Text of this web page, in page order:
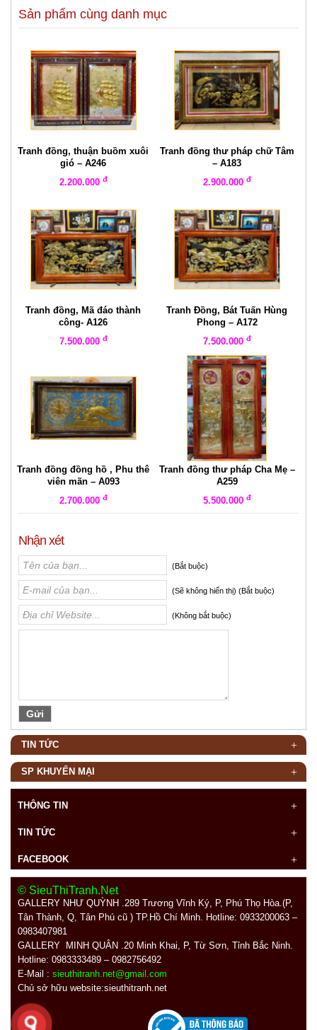
Sản phẩm cùng danh mục
Tranh đồng, thuận buồm xuôi
gió – A246
2.200.000 đ
Tranh đồng thư pháp chữ Tâm
– A183
2.900.000 đ
Tranh đồng, Mã đáo thành
công- A126
7.500.000 đ
Tranh Đồng, Bát Tuấn Hùng
Phong – A172
7.500.000 đ
Tranh đồng đồng hồ , Phu thê
viên mãn – A093
2.700.000 đ
Tranh đồng thư pháp Cha Mẹ –
A259
5.500.000 đ
Nhận xét
(Bắt buộc)
(Sẽ không hiển thị) (Bắt buộc)
(Không bắt buộc)
TIN TỨC
SP KHUYẾN MẠI
THÔNG TIN
TIN TỨC
FACEBOOK
© SieuThiTranh.Net
GALLERY NHƯ QUỲNH .289 Trương Vĩnh Ký, P, Phú Thọ Hòa.(P,
Tân Thành, Q, Tân Phú cũ ) TP.Hồ Chí Minh. Hotline: 0933200063 –
0983407981
GALLERY MINH QUÂN .20 Minh Khai, P, Từ Sơn, Tỉnh Bắc Ninh.
Hotline: 0983333489 – 0982756492
E-Mail : sieuthitranh.net@gmail.com
Chủ sở hữu website:sieuthitranh.net